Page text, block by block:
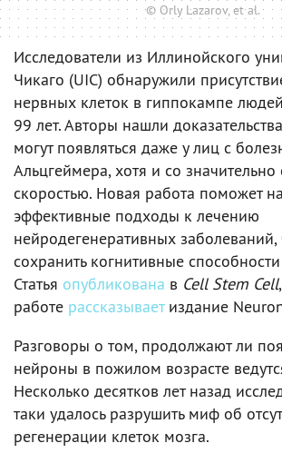
© Orly Lazarov, et al.
Исследователи из Иллинойского
Чикаго (UIC) обнаружили
нервных клеток в гиппокампе
99 лет. Авторы нашли
могут появляться даже у лиц с
Альцгеймера, хотя и со
скоростью. Новая работа поможет
эффективные подходы к лечению
нейродегенеративных заболеваний,
сохранить когнитивные
Статья опубликована в Cell Stem Cell
работе рассказываетиздание
Разговоры о том, продолжают ли
нейроны в пожилом возрасте
Несколько десятков лет назад
таки удалось разрушить миф об
регенерации клеток мозга.